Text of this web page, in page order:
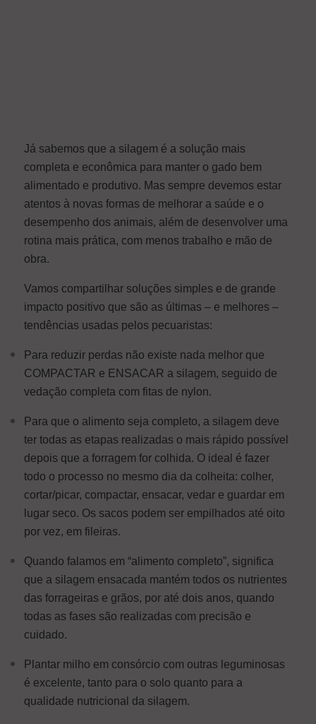
Já sabemos que a silagem é a solução mais
completa e econômica para manter o gado bem
alimentado e produtivo. Mas sempre devemos estar
atentos à novas formas de melhorar a saúde e o
desempenho dos animais, além de desenvolver uma
rotina mais prática, com menos trabalho e mão de
obra.
Vamos compartilhar soluções simples e de grande
impacto positivo que são as últimas – e melhores –
tendências usadas pelos pecuaristas:
Para reduzir perdas não existe nada melhor que
COMPACTAR e ENSACAR a silagem, seguido de
vedação completa com fitas de nylon.
Para que o alimento seja completo, a silagem deve
ter todas as etapas realizadas o mais rápido possível
depois que a forragem for colhida. O ideal é fazer
todo o processo no mesmo dia da colheita: colher,
cortar/picar, compactar, ensacar, vedar e guardar em
lugar seco. Os sacos podem ser empilhados até oito
por vez, em fileiras.
Quando falamos em “alimento completo”, significa
que a silagem ensacada mantém todos os nutrientes
das forrageiras e grãos, por até dois anos, quando
todas as fases são realizadas com precisão e
cuidado.
Plantar milho em consórcio com outras leguminosas
é excelente, tanto para o solo quanto para a
qualidade nutricional da silagem.